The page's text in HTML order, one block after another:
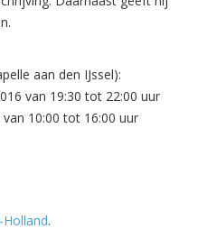
aan den IJssel):
van 19:30 tot 22:00 uur
10:00 tot 16:00 uur
Holland.